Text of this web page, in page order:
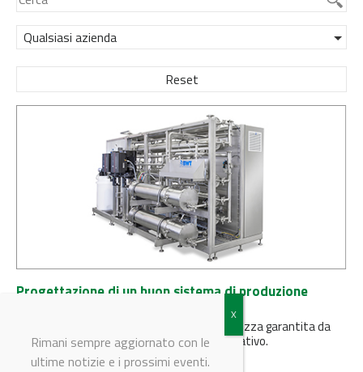
Qualsiasi azienda
Reset
Progettazione di un buon sistema di produzione
BWT OSMOTRON WFI offre una tripla sicurezza garantita da
una tecnologia esclusiva ed un design innovativo.
Rimani sempre aggiornato con le
ultime notizie e i prossimi eventi.